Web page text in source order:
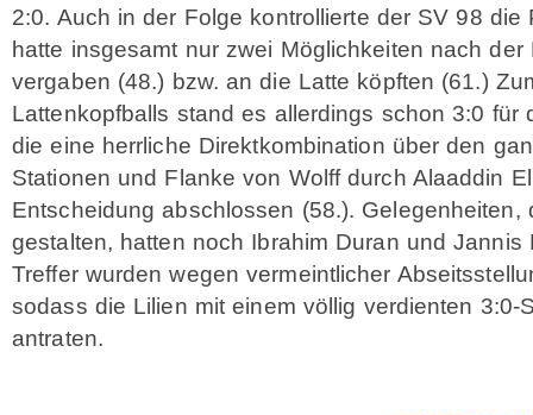
2:0. Auch in der Folge kontrollierte der SV 98 die
hatte insgesamt nur zwei Möglichkeiten nach
vergaben (48.) bzw. an die Latte köpften (61.)
Lattenkopfballs stand es allerdings schon 3:0 für
die eine herrliche Direktkombination über den
Stationen und Flanke von Wolff durch Alaaddin
Entscheidung abschlossen (58.). Gelegenheiten,
gestalten, hatten noch Ibrahim Duran und Jannis
Treffer wurden wegen vermeintlicher
sodass die Lilien mit einem völlig verdienten 3:0-
antraten.